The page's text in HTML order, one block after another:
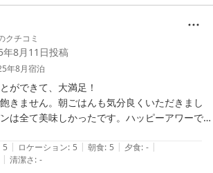
出をきっかけに当館へお越しいただきました
じます。
現代的な快適さの調和をご堪能いただけたと
って大きな励みでございます。
、伝統的な味わいと雰囲気をお楽しみいただ
ます。
今後のメニューの改善の参考とさせて頂きま
クチコミ
年8月11日投稿
年8月宿泊
ができて、大満足！
きません。朝ごはんも気分良くいただきまし
は全て美味しかったです。ハッピーアワーでい
も美味でした！アメニティも素敵すぎるまし
5 | ロケーション: 5 | 朝食: 5 | 夕食: - |
| 清潔さ: -